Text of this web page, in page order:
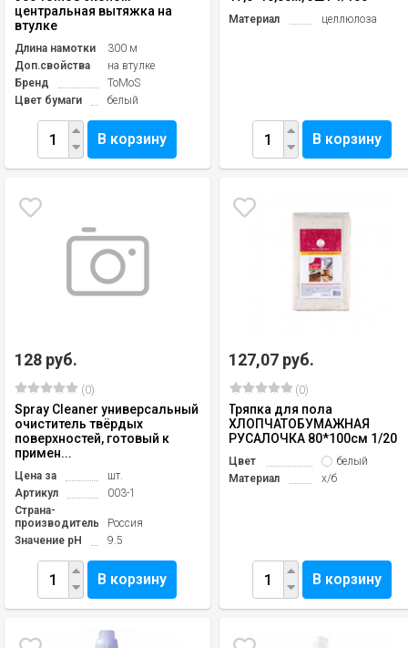
центральная вытяжка на
втулке
Длина намотки
300 м
Доп.свойства
на втулке
Бренд
ToMoS
Цвет бумаги
белый
В корзину
Материал целлюлоза
В корзину
128 руб.
(0)
Spray Cleaner универсальный
очиститель твёрдых
поверхностей, готовый к
примен...
Цена за
шт.
Артикул
003-1
Страна-
производитель
Россия
Значение pH
9.5
В корзину
127,07 руб.
(0)
Тряпка для пола
ХЛОПЧАТОБУМАЖНАЯ
РУСАЛОЧКА 80*100см 1/20
Цвет
белый
Материал
х/б
В корзину